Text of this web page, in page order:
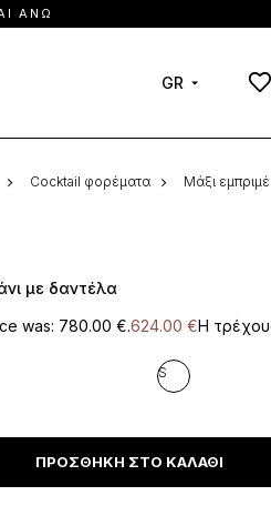
ΆΝΩ
GR 2019-2020
Νέα
Cocktail φορέματα Μάξι
με δαντέλα
was: 780.00 €.624.00 €Η
S
ΠΡΟΣΘΉΚΗ ΣΤΟ ΚΑΛΆΘΙ